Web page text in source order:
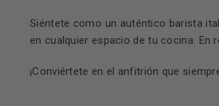
Siéntete como un auténtico barista
en cualquier espacio de tu cocina.
¡Conviértete en el anfitrión que